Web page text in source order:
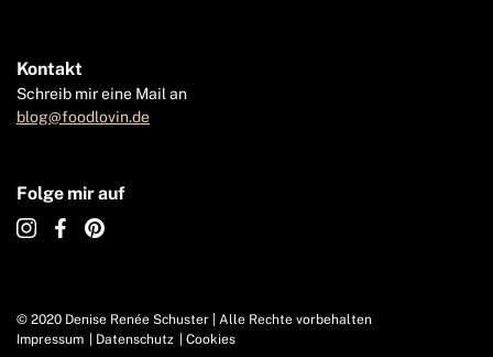
Kontakt
Schreib mir eine Mail an
blog@foodlovin.de
Folge mir auf
© 2020 Denise Renée Schuster | Alle Rechte vorbehalten
Impressum
Datenschutz Cookies